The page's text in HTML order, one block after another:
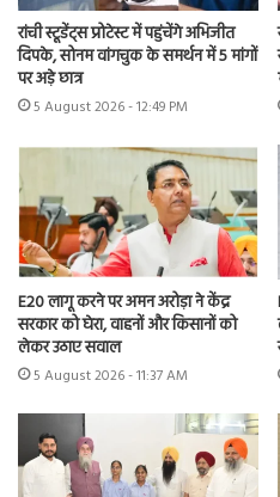
रांची स्टूडेंट्स प्रोटेस्ट में पहुंचेंगे अभिजीत
दिपके, सोनम वांगचुक के समर्थन में 5 मांगों
पर अड़े छात्र
5 August 2026 - 12:49 PM
E20 लागू करने पर अमन अरोड़ा ने केंद्र
सरकार को घेरा, वाहनों और किसानों को
लेकर उठाए सवाल
5 August 2026 - 11:37 AM